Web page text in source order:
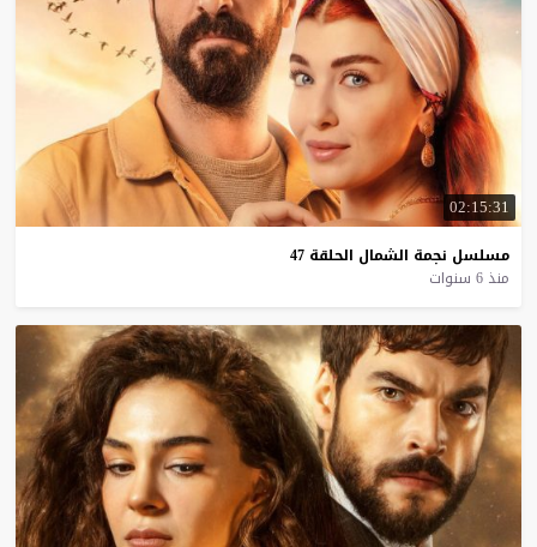
02:15:31
مسلسل نجمة الشمال الحلقة 47
منذ 6 سنوات